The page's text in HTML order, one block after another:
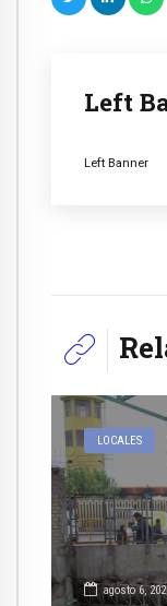
Left
Left Banner
LOCALES
agosto 6,